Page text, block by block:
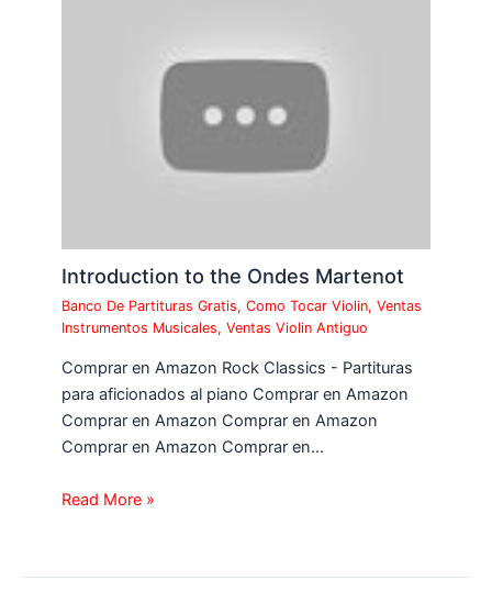
Introduction to the Ondes Martenot
Banco De Partituras Gratis,Como Tocar Violin,Ventas
Instrumentos Musicales,Ventas Violin Antiguo
Comprar en Amazon Rock Classics - Partituras
para aficionados al piano Comprar en Amazon
Comprar en Amazon Comprar en Amazon
Comprar en Amazon Comprar en…
Read More »